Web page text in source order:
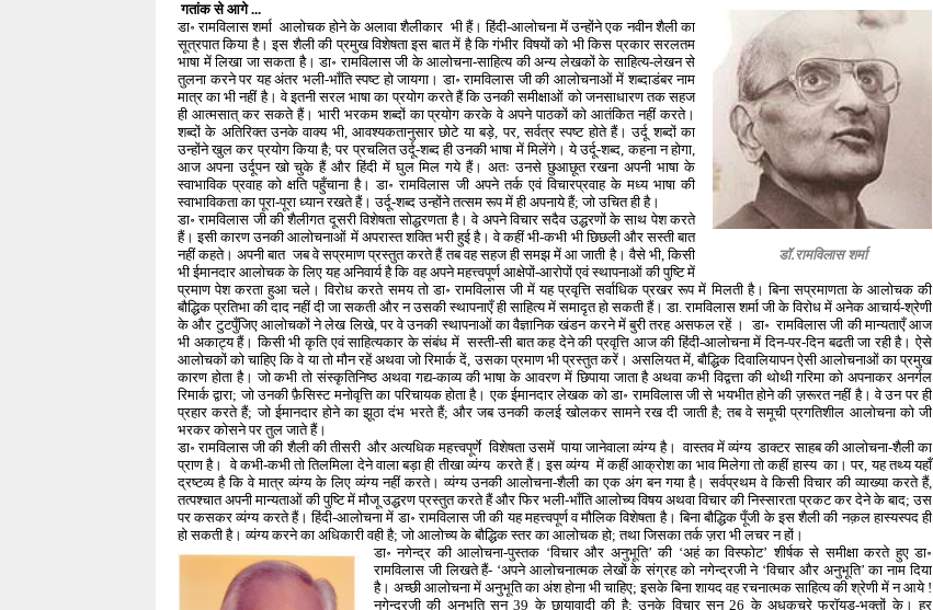
डॉ.रामविलास शर्मा
गतांक से आगे ...
डा॰ रामविलास शर्मा आलोचक होने के अलावा शैलीकार भी हैं। हिंदी-आलोचना में उन्होंने एक नवीन शैली का
सूत्रपात किया है। इस शैली की प्रमुख विशेषता इस बात में है कि गंभीर विषयों को भी किस प्रकार सरलतम
भाषा में लिखा जा सकता है। डा॰ रामविलास जी के आलोचना-साहित्य की अन्य लेखकों के साहित्य-लेखन से
तुलना करने पर यह अंतर भली-भाँति स्पष्ट हो जायगा। डा॰ रामविलास जी की आलोचनाओं में शब्दाडंबर नाम
मात्र का भी नहीं है। वे इतनी सरल भाषा का प्रयोग करते हैं कि उनकी समीक्षाओं को जनसाधारण तक सहज
ही आत्मसात् कर सकते हैं। भारी भरकम शब्दों का प्रयोग करके वे अपने पाठकों को आतंकित नहीं करते।
शब्दों के अतिरिक्त उनके वाक्य भी, आवश्यकतानुसार छोटे या बड़े, पर, सर्वत्र स्पष्ट होते हैं। उर्दू शब्दों का
उन्होंने खुल कर प्रयोग किया है; पर प्रचलित उर्दू-शब्द ही उनकी भाषा में मिलेंगे। ये उर्दू-शब्द, कहना न होगा,
आज अपना उर्दूपन खो चुके हैं और हिंदी में घुल मिल गये हैं। अतः उनसे छुआछूत रखना अपनी भाषा के
स्वाभाविक प्रवाह को क्षति पहुँचाना है। डा॰ रामविलास जी अपने तर्क एवं विचारप्रवाह के मध्य भाषा की
स्वाभाविकता का पूरा-पूरा ध्यान रखते हैं। उर्दू-शब्द उन्होंने तत्सम रूप में ही अपनाये हैं; जो उचित ही है।
डा॰ रामविलास जी की शैलीगत दूसरी विशेषता सोद्धरणता है। वे अपने विचार सदैव उद्धरणों के साथ पेश करते
हैं। इसी कारण उनकी आलोचनाओं में अपरास्त शक्ति भरी हुई है। वे कहीं भी-कभी भी छिछली और सस्ती बात
नहीं कहते। अपनी बात जब वे सप्रमाण प्रस्तुत करते हैं तब वह सहज ही समझ में आ जाती है। वैसे भी, किसी
भी ईमानदार आलोचक के लिए यह अनिवार्य है कि वह अपने महत्त्वपूर्ण आक्षेपों-आरोपों एवं स्थापनाओं की पुष्टि में
प्रमाण पेश करता हुआ चले। विरोध करते समय तो डा॰ रामविलास जी में यह प्रवृत्ति सर्वाधिक प्रखर रूप में मिलती है। बिना सप्रमाणता के आलोचक की
बौद्धिक प्रतिभा की दाद नहीं दी जा सकती और न उसकी स्थापनाएँ ही साहित्य में समादृत हो सकती हैं। डा. रामविलास शर्मा जी के विरोध में अनेक आचार्य-श्रेणी
के और टुटपुँजिए आलोचकों ने लेख लिखे, पर वे उनकी स्थापनाओं का वैज्ञानिक खंडन करने में बुरी तरह असफल रहें । डा॰ रामविलास जी की मान्यताएँ आज
भी अकाट्य हैं। किसी भी कृति एवं साहित्यकार के संबंध में सस्ती-सी बात कह देने की प्रवृत्ति आज की हिंदी-आलोचना में दिन-पर-दिन बढती जा रही है। ऐसे
आलोचकों को चाहिए कि वे या तो मौन रहें अथवा जो रिमार्क दें, उसका प्रमाण भी प्रस्तुत करें। असलियत में, बौद्धिक दिवालियापन ऐसी आलोचनाओं का प्रमुख
कारण होता है। जो कभी तो संस्कृतिनिष्ठ अथवा गद्य-काव्य की भाषा के आवरण में छिपाया जाता है अथवा कभी विद्वत्ता की थोथी गरिमा को अपनाकर अनर्गल
रिमार्क द्वारा; जो उनकी फ़ैसिस्ट मनोवृत्ति का परिचायक होता है। एक ईमानदार लेखक को डा॰ रामविलास जी से भयभीत होने की ज़रूरत नहीं है। वे उन पर ही
प्रहार करते हैं; जो ईमानदार होने का झूठा दंभ भरते हैं; और जब उनकी कलई खोलकर सामने रख दी जाती है; तब वे समूची प्रगतिशील आलोचना को जी
भरकर कोसने पर तुल जाते हैं।
डा॰ रामविलास जी की शैली की तीसरी और अत्यधिक महत्त्वपूर्णे विशेषता उसमें पाया जानेवाला व्यंग्य है। वास्तव में व्यंग्य डाक्टर साहब की आलोचना-शैली का
प्राण है। वे कभी-कभी तो तिलमिला देने वाला बड़ा ही तीखा व्यंग्य करते हैं। इस व्यंग्य में कहीं आक्रोश का भाव मिलेगा तो कहीं हास्य का। पर, यह तथ्य यहाँ
द्रष्टव्य है कि वे मात्र व्यंग्य के लिए व्यंग्य नहीं करते। व्यंग्य उनकी आलोचना-शैली का एक अंग बन गया है। सर्वप्रथम वे किसी विचार की व्याख्या करते हैं,
तत्पश्चात अपनी मान्यताओं की पुष्टि में मौजू उद्धरण प्रस्तुत करते हैं और फिर भली-भाँति आलोच्य विषय अथवा विचार की निस्सारता प्रकट कर देने के बाद; उस
पर कसकर व्यंग्य करते हैं। हिंदी-आलोचना में डा॰ रामविलास जी की यह महत्त्वपूर्ण व मौलिक विशेषता है। बिना बौद्धिक पूँजी के इस शैली की नक़ल हास्यस्पद ही
हो सकती है। व्यंग्य करने का अधिकारी वही है; जो आलोच्य के बौद्धिक स्तर का आलोचक हो; तथा जिसका तर्क ज़रा भी लचर न हों।
डा॰ नगेन्द्र की आलोचना-पुस्तक ‘विचार और अनुभूति’ की ‘अहं का विस्फोट’ शीर्षक से समीक्षा करते हुए डा॰
रामविलास जी लिखते हैं- ‘अपने आलोचनात्मक लेखों के संग्रह को नगेन्द्रजी ने ‘विचार और अनुभूति’ का नाम दिया
है। अच्छी आलोचना में अनुभूति का अंश होना भी चाहिए; इसके बिना शायद वह रचनात्मक साहित्य की श्रेणी में न आये !
नगेन्द्रजी की अनुभूति सन् 39 के छायावादी की है; उनके विचार सन् 26 के अधकचरे फ्रॉयड-भक्तों के। हर